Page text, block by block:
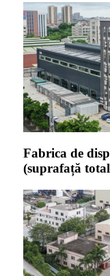
Fabrica de
(suprafață